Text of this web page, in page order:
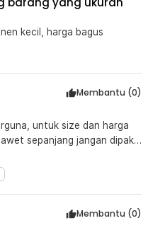
tangguh, alat ini cocok
yang berat.
yang mudah digunakan dan
meja kerja. Bentuknya
mengatur posisi clamp
Ukurannya yang kecil juga
produk ini:
Table Kerajinan Seni
kecil, harga bagus
Membantu (0)
untuk size dan harga
sepanjang jangan dipakai
Membantu (0)